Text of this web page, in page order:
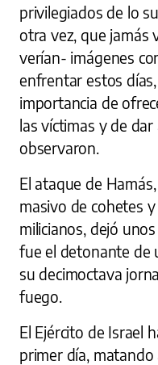
privilegiados de lo
otra vez, que jamás
verían- imágenes
enfrentar estos
importancia de
las víctimas y de
observaron.
El ataque de
masivo de cohetes
milicianos, dejó
fue el detonante de
su decimoctava
fuego.
El Ejército de Israel
primer día, matando